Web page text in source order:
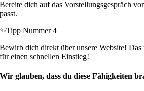
Bereite dich auf das Vorstellungsgespräch
passt.
✨Tipp Nummer 4
Bewirb dich direkt über unsere Website!
für einen schnellen Einstieg!
Wir glauben, dass du diese Fähigkeiten